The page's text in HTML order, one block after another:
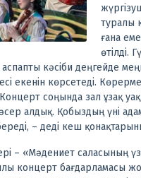
туралы
ғана
өтілді.
кәсіби деңгейде
екенін көрсетеді.
Концерт соңында зал ұзақ
алдық. Қобыздың үні
– деді кеш
– «Мәдениет саласының
концерт бағдарламасы